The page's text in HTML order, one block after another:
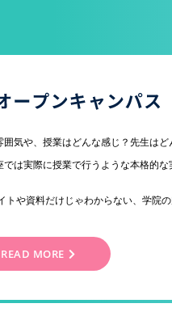
囲気や、授業はどんな感じ？先生は
では実際に授業で行うような本格的
トや資料だけじゃわからない、学院
READ MORE